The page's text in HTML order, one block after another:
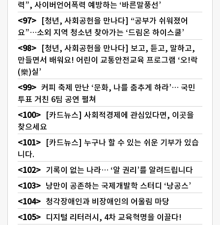
력”, 사이버언어폭력 예방하는 ‘바른말풍선’
[청년, 사회공헌을 만나다] “공부가 쉬워졌어
요”…소외 지역 청소년 찾아가는 ‘드림온 하이스쿨’
[청년, 사회공헌을 만나다] 보고, 듣고, 말하고,
만들면서 배워요! 어린이 교통안전교육 프로그램 ‘오!락
(樂)실’
커피 축제 만난 ‘문화, 나를 춤추게 하라’… 국민
투표 거친 6팀 공연 펼쳐
[카드뉴스] 사회적경제에 관심있다면, 이곳을
찾으세요
[카드뉴스] 누구나 할 수 있는 쉬운 기부가 있습
니다.
기록이 없는 나라… ‘알 권리’를 알려드립니다
낭만이 공존하는 국제개발학 스터디 ‘낭공스’
청각장애인과 비장애인의 어울림 마당
디지털 리터러시, 4차 교육혁명을 이끌다!